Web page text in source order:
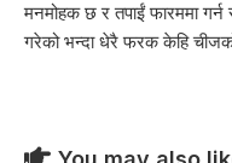
मनमोहक छ र तपाईं फारममा
गरेको भन्दा धेरै फरक केहि